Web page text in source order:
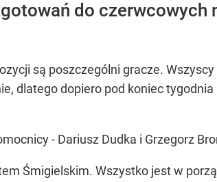
do czerwcowych
są poszczególni gracze.
dlatego dopiero pod koniec
- Dariusz Dudka i Grzegorz
Śmigielskim. Wszystko jest w